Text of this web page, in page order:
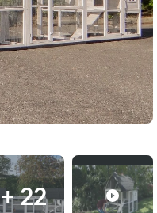
+ 22